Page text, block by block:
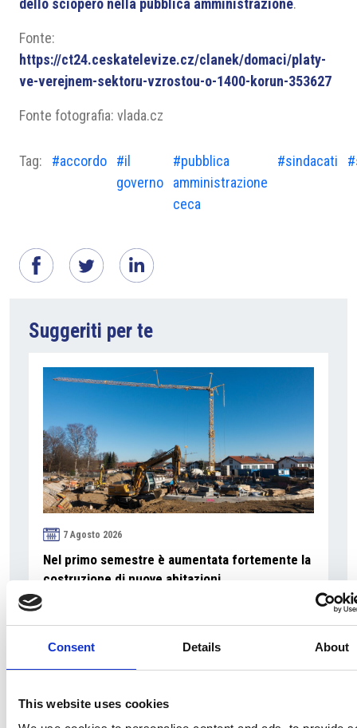
Consent Details About
This website uses cookies
dello sciopero nella pubblica amministrazione.
Fonte:
https://ct24.ceskatelevize.cz/clanek/domaci/platy-
ve-verejnem-sektoru-vzrostou-o-1400-korun-353627
Fonte fotografia: vlada.cz
Tag: #accordo
#il
governo
#pubblica
amministrazione
ceca
#sindacati
Suggeriti per te
7 Agosto 2026
Nel primo semestre è aumentata fortemente la
costruzione di nuove abitazioni